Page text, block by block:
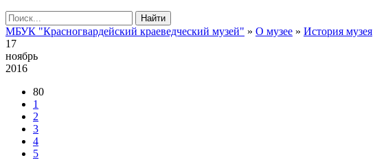
Найти
МБУК "Красногвардейский краеведческий музей" » О музее » История музея
17
ноябрь
2016
80
1
2
3
4
5